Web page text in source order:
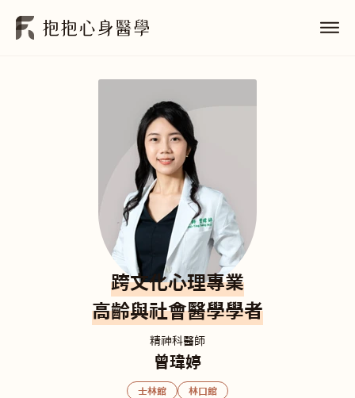
跨文化心理專業
高齡與社會醫學學者
精神科醫師
曾瑋婷
士林館 林口館